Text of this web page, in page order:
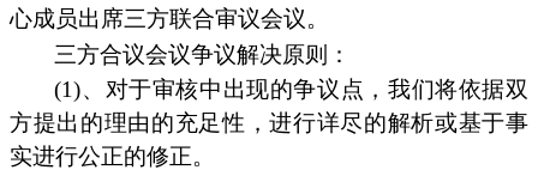
心成员出席三方联合审议会议。
三方合议会议争议解决原则：
(1)、对于审核中出现的争议点，我们将依据双
方提出的理由的充足性，进行详尽的解析或基于事
实进行公正的修正。